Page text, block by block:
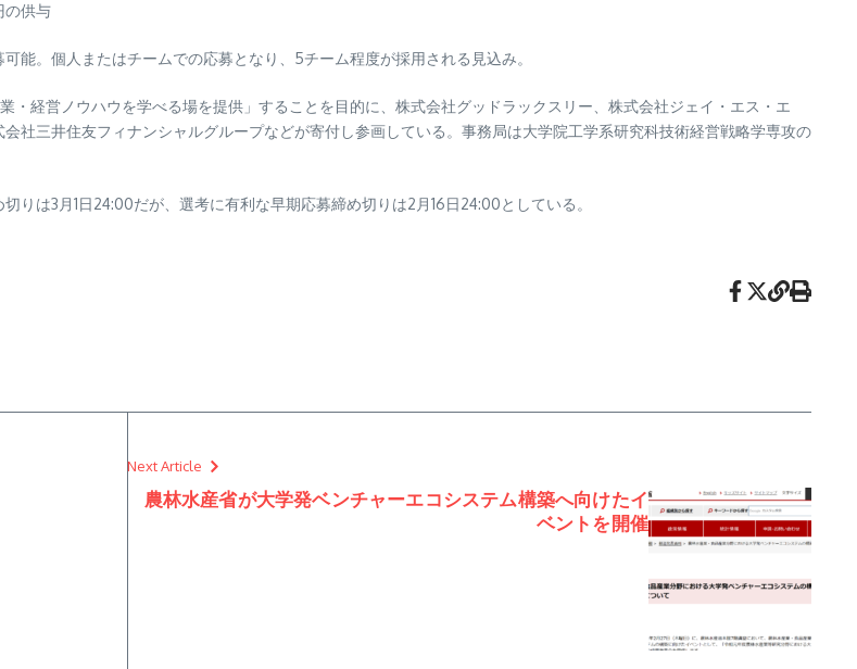
の供与
能。個人またはチームでの応募となり、5チーム程度が採用される見込み。
・経営ノウハウを学べる場を提供」することを目的に、株式会社グッドラックスリー、株式会社ジェイ・エス・エ
社三井住友フィナンシャルグループなどが寄付し参画している。事務局は大学院工学系研究科技術経営戦略学専攻の
りは3月1日24:00だが、選考に有利な早期応募締め切りは2月16日24:00としている。
Next Article
農林水産省が大学発ベンチャーエコシステム構築へ向けたイ
ベントを開催